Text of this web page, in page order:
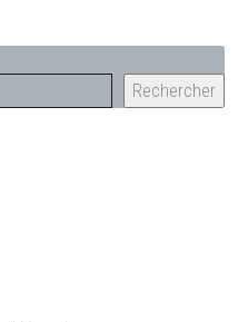
Rechercher